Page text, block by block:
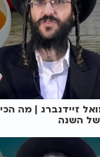
זיידנברג | מה
של השנה